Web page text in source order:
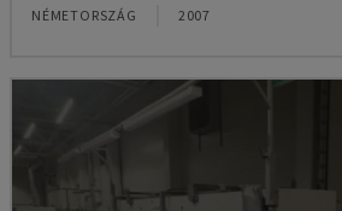
NÉMETORSZÁG 2007